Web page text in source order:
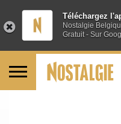
Téléchargez
Nostalgie
Gratuit - Sur